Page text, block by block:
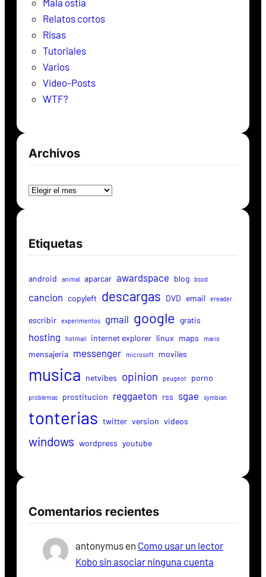
Mala ostia
Relatos cortos
Risas
Tutoriales
Varios
Video-Posts
WTF?
Archivos
Etiquetas
android animal aparcar awardspace blog bsod
cancion copyleft descargas DVD email ereader
escribir experimentos gmail google gratis
hosting hotmail internet explorer linux maps mario
mensajeria messenger microsoft moviles
musica netvibes opinion peugeot porno
problemas prostitucion reggaeton rss sgae symbian
tonterias twitter version videos
windows wordpress youtube
Comentarios recientes
antonymus en Como usar un lector
Kobo sin asociar ninguna cuenta